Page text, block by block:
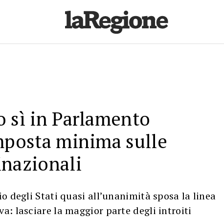
sì in Parlamento
minima sulle
degli Stati quasi all’unanimità sposa la linea
lasciare la maggior parte degli introiti